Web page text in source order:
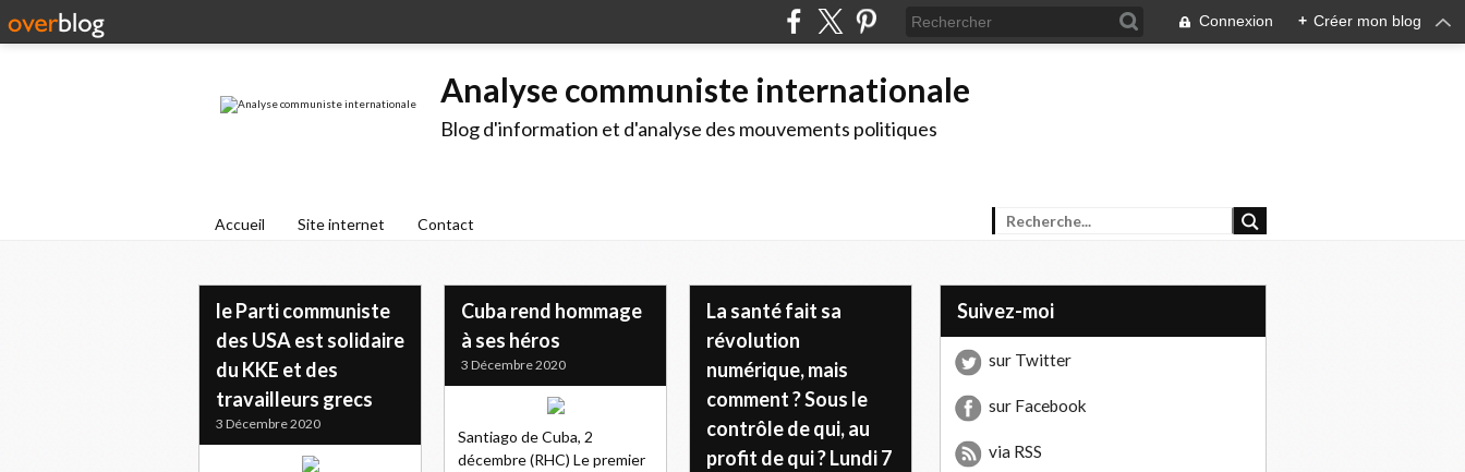
Connexion + Créer mon blog
Analyse communiste internationale
Blog d'information et d'analyse des mouvements politiques
Accueil Site internet Contact
le Parti communiste
des USA est solidaire
du KKE et des
travailleurs grecs
3 Décembre 2020
Cuba rend hommage
à ses héros
3 Décembre 2020
Santiago de Cuba, 2
décembre (RHC) Le premier
La santé fait sa
révolution
numérique, mais
comment ? Sous le
contrôle de qui, au
profit de qui ? Lundi 7
Suivez-moi
sur Twitter
sur Facebook
via RSS